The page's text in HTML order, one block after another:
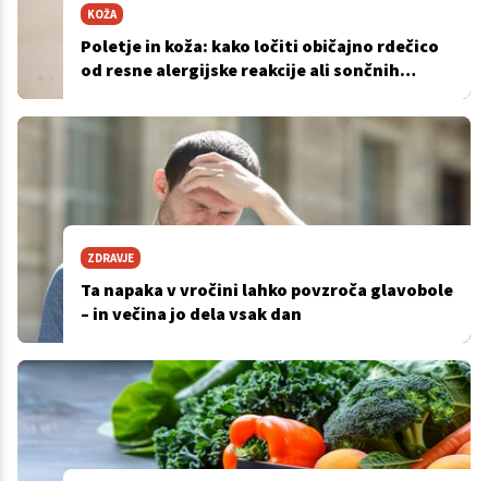
KOŽA
Poletje in koža: kako ločiti običajno rdečico
od resne alergijske reakcije ali sončnih
ZDRAVJE
Ta napaka v vročini lahko povzroča glavobole
– in večina jo dela vsak dan